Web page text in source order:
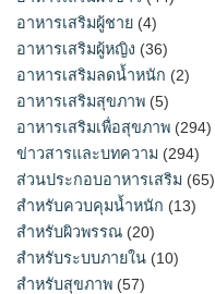
อาหารเสริมผู้ชาย (4)
อาหารเสริมผู้หญิง (36)
อาหารเสริมลดน้ำหนัก (2)
อาหารเสริมสุขภาพ (5)
อาหารเสริมเพื่อสุขภาพ (294)
ข่าวสารและบทความ (294)
ส่วนประกอบอาหารเสริม (65)
สำหรับควบคุมน้ำหนัก (13)
สำหรับผิวพรรณ (20)
สำหรับระบบภายใน (10)
สำหรับสุขภาพ (57)